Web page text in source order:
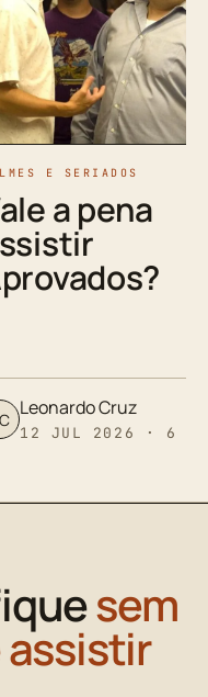
E SERIADOS
a pena
Leonardo Cruz
12 JUL 2026 · 6
sem
assistir